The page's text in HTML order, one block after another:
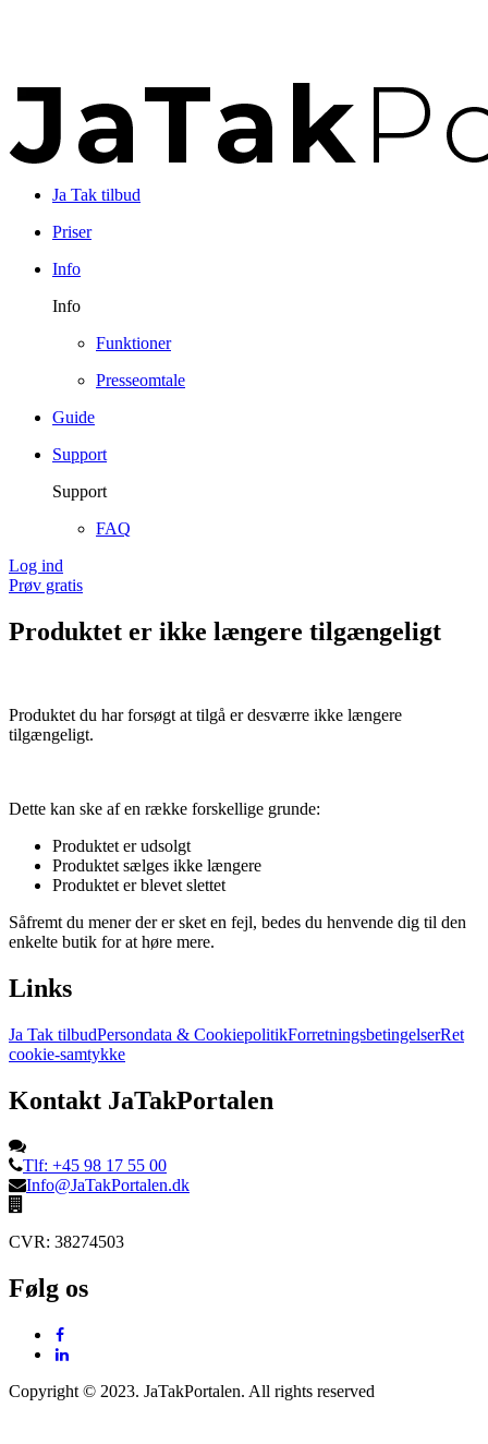
Ja Tak tilbud
Priser
Info
Info
Funktioner
Presseomtale
Guide
Support
Support
FAQ
Log ind
Prøv gratis
Produktet er ikke længere tilgængeligt
Produktet du har forsøgt at tilgå er desværre ikke længere
tilgængeligt.
Dette kan ske af en række forskellige grunde:
Produktet er udsolgt
Produktet sælges ikke længere
Produktet er blevet slettet
Såfremt du mener der er sket en fejl, bedes du henvende dig til den
enkelte butik for at høre mere.
Links
Ja Tak tilbudPersondata & CookiepolitikForretningsbetingelserRet
cookie-samtykke
Kontakt JaTakPortalen
Tlf: +45 98 17 55 00
Info@JaTakPortalen.dk
CVR: 38274503
Følg os
Copyright © 2023. JaTakPortalen. All rights reserved